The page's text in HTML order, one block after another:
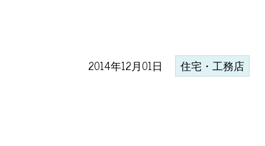
2014年12月01日 住宅・工務店